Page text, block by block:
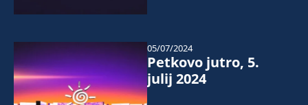
Petkovo jutro, 5.
julij 2024
05/07/2024